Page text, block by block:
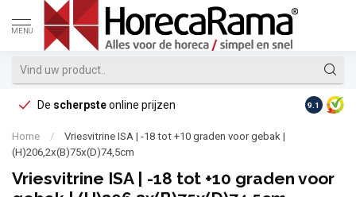
MENU
De scherpsteonline prijzen Op
9.1
Home /
Vriesvitrine ISA | -18 tot +10 graden voor gebak |
(H)206,2x(B)75x(D)74,5cm
Vriesvitrine ISA | -18 tot +10 graden voor